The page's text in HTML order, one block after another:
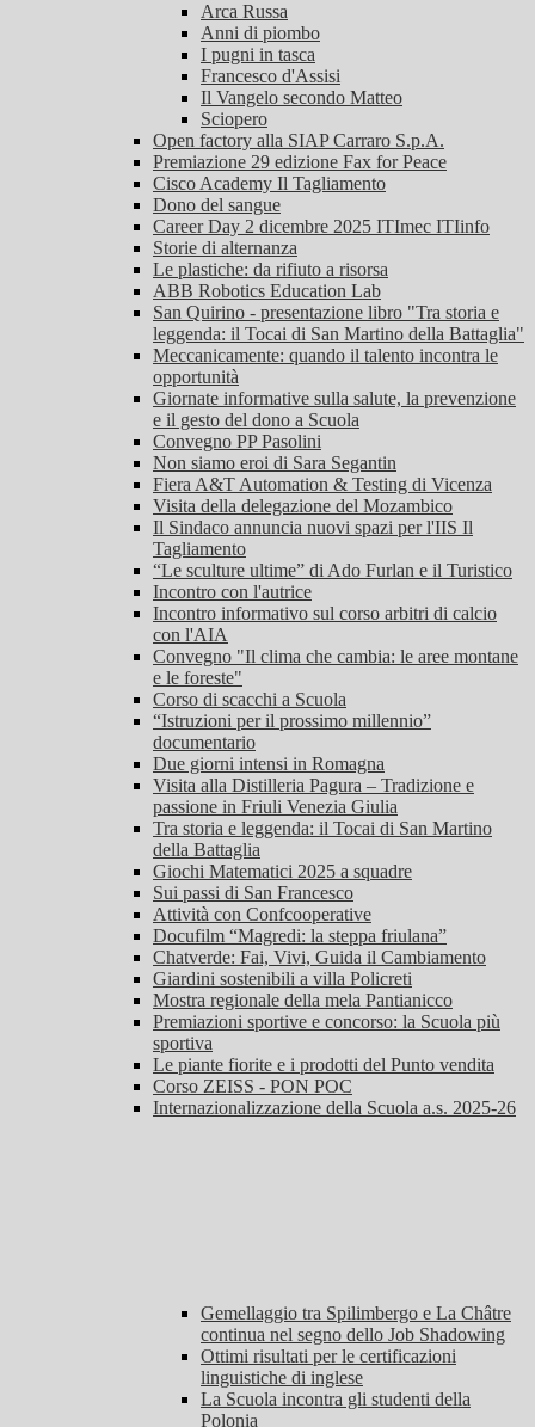
Arca Russa
Anni di piombo
I pugni in tasca
Francesco d'Assisi
Il Vangelo secondo Matteo
Sciopero
Open factory alla SIAP Carraro S.p.A.
Premiazione 29 edizione Fax for Peace
Cisco Academy Il Tagliamento
Dono del sangue
Career Day 2 dicembre 2025 ITImec ITIinfo
Storie di alternanza
Le plastiche: da rifiuto a risorsa
ABB Robotics Education Lab
San Quirino - presentazione libro "Tra storia e
leggenda: il Tocai di San Martino della Battaglia"
Meccanicamente: quando il talento incontra le
opportunità
Giornate informative sulla salute, la prevenzione
e il gesto del dono a Scuola
Convegno PP Pasolini
Non siamo eroi di Sara Segantin
Fiera A&T Automation & Testing di Vicenza
Visita della delegazione del Mozambico
Il Sindaco annuncia nuovi spazi per l'IIS Il
Tagliamento
“Le sculture ultime” di Ado Furlan e il Turistico
Incontro con l'autrice
Incontro informativo sul corso arbitri di calcio
con l'AIA
Convegno "Il clima che cambia: le aree montane
e le foreste"
Corso di scacchi a Scuola
“Istruzioni per il prossimo millennio”
documentario
Due giorni intensi in Romagna
Visita alla Distilleria Pagura – Tradizione e
passione in Friuli Venezia Giulia
Tra storia e leggenda: il Tocai di San Martino
della Battaglia
Giochi Matematici 2025 a squadre
Sui passi di San Francesco
Attività con Confcooperative
Docufilm “Magredi: la steppa friulana”
Chatverde: Fai, Vivi, Guida il Cambiamento
Giardini sostenibili a villa Policreti
Mostra regionale della mela Pantianicco
Premiazioni sportive e concorso: la Scuola più
sportiva
Le piante fiorite e i prodotti del Punto vendita
Corso ZEISS - PON POC
Internazionalizzazione della Scuola a.s. 2025-26
Gemellaggio tra Spilimbergo e La Châtre
continua nel segno dello Job Shadowing
Ottimi risultati per le certificazioni
linguistiche di inglese
La Scuola incontra gli studenti della
Polonia